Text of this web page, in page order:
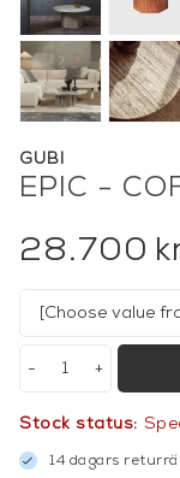
GUBI
EPIC -
28.700
+
-
Stock status:
14 dagars